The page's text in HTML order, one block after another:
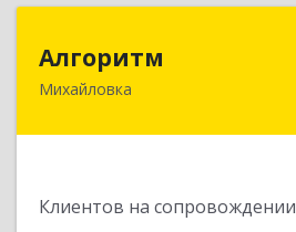
Алгоритм
Михайловка
Клиентов на сопровождении